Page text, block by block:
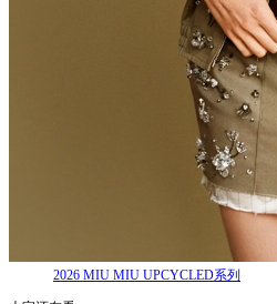
2026 MIU MIU UPCYCLED系列